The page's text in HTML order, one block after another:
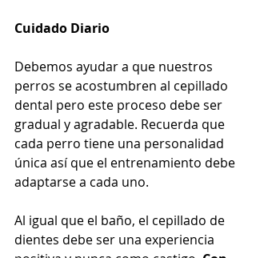
Cuidado Diario
Debemos ayudar a que nuestros
perros se acostumbren al cepillado
dental pero este proceso debe ser
gradual y agradable. Recuerda que
cada perro tiene una personalidad
única así que el entrenamiento debe
adaptarse a cada uno.
Al igual que el baño, el cepillado de
dientes debe ser una experiencia